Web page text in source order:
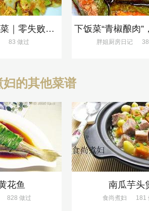
粉丝鸡蛋炒包菜｜零失败、巨下饭
83 做过 胖姐厨房日记382
的其他菜谱
花鱼
828 做过
南瓜芋头
食尚煮妇 181